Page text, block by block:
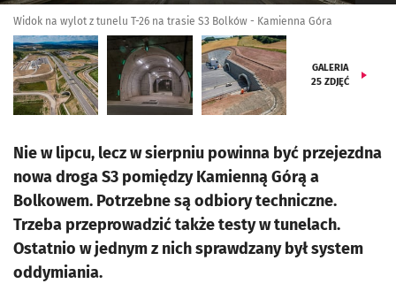
Widok na wylot z tunelu T-26 na trasie S3 Bolków - Kamienna Góra
GALERIA
25 ZDJĘĆ
Nie w lipcu, lecz w sierpniu powinna być przejezdna
nowa droga S3 pomiędzy Kamienną Górą a
Bolkowem. Potrzebne są odbiory techniczne.
Trzeba przeprowadzić także testy w tunelach.
Ostatnio w jednym z nich sprawdzany był system
oddymiania.